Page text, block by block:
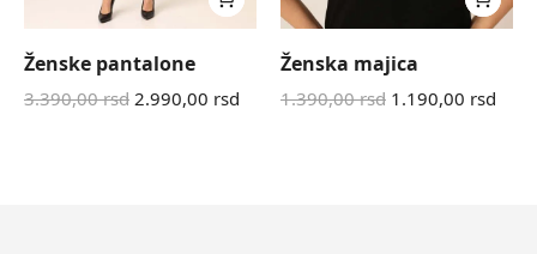
Ženske pantalone
3.390,00rsd 2.990,00 rsd
Ženska majica
1.390,00rsd 1.190,00 rsd